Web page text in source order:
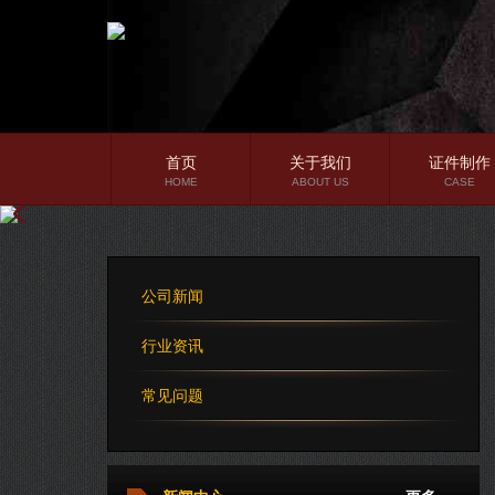
首页
HOME
关于我们
ABOUT US
证件制作
CASE
公司新闻
行业资讯
常见问题